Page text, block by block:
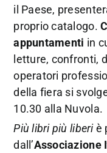
il Paese,
proprio catalogo.
appuntamenti in
letture, confronti,
operatori
della fiera si
10.30 alla Nuvola.
Più libri più liberiè
dall’Associazione